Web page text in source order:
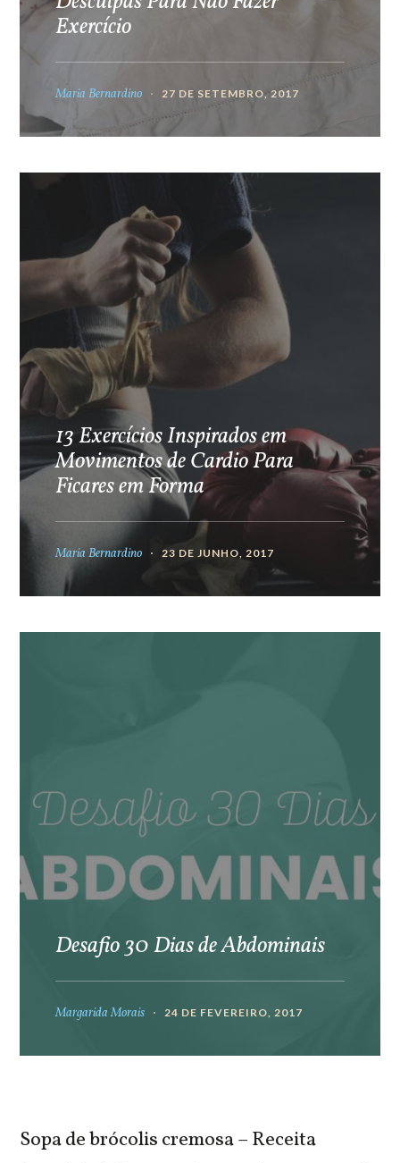
Exercício
Maria Bernardino 27 DE SETEMBRO, 2017
13 Exercícios Inspirados em
Movimentos de Cardio Para
Ficares em Forma
Maria Bernardino 23 DE JUNHO, 2017
Desafio 30 Dias de Abdominais
Margarida Morais 24 DE FEVEREIRO, 2017
Sopa de brócolis cremosa – Receita